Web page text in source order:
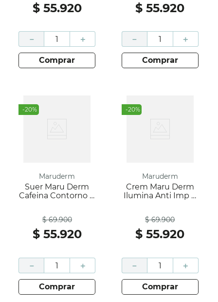
$ 55.920
＋
－
comprar
$ 55.920
＋
－
comprar
-20%
Maruderm
Suer Maru Derm
Cafeina Contorno X
$ 69.900
$ 55.920
＋
－
comprar
-20%
Maruderm
Crem Maru Derm
Ilumina Anti Imp X
$ 69.900
$ 55.920
＋
－
comprar